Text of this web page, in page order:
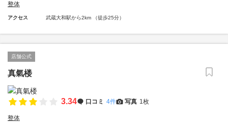
整体
アクセス 武蔵大和駅から2km （徒歩25分）
店舗公式
真氣楼
3.34 口コミ 4件 写真 1枚
整体